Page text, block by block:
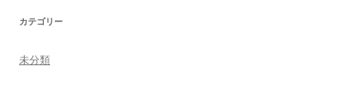
カテゴリー
未分類